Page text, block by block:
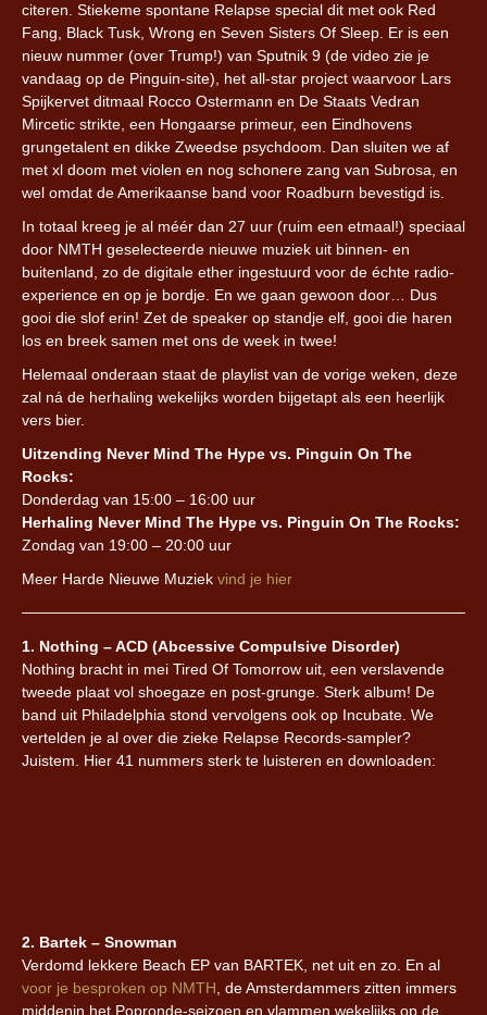
citeren. Stiekeme spontane Relapse special dit met ook Red
Fang, Black Tusk, Wrong en Seven Sisters Of Sleep. Er is een
nieuw nummer (over Trump!) van Sputnik 9 (de video zie je
vandaag op de Pinguin-site), het all-star project waarvoor Lars
Spijkervet ditmaal Rocco Ostermann en De Staats Vedran
Mircetic strikte, een Hongaarse primeur, een Eindhovens
grungetalent en dikke Zweedse psychdoom. Dan sluiten we af
met xl doom met violen en nog schonere zang van Subrosa, en
wel omdat de Amerikaanse band voor Roadburn bevestigd is.
In totaal kreeg je al méér dan 27 uur (ruim een etmaal!) speciaal
door NMTH geselecteerde nieuwe muziek uit binnen- en
buitenland, zo de digitale ether ingestuurd voor de échte radio-
experience en op je bordje. En we gaan gewoon door… Dus
gooi die slof erin! Zet de speaker op standje elf, gooi die haren
los en breek samen met ons de week in twee!
Helemaal onderaan staat de playlist van de vorige weken, deze
zal ná de herhaling wekelijks worden bijgetapt als een heerlijk
vers bier.
Uitzending Never Mind The Hype vs. Pinguin On The
Rocks:
Donderdag van 15:00 – 16:00 uur
Herhaling Never Mind The Hype vs. Pinguin On The Rocks:
Zondag van 19:00 – 20:00 uur
Meer Harde Nieuwe Muziek vind je hier
1. Nothing – ACD (Abcessive Compulsive Disorder)
Nothing bracht in mei Tired Of Tomorrow uit, een verslavende
tweede plaat vol shoegaze en post-grunge. Sterk album! De
band uit Philadelphia stond vervolgens ook op Incubate. We
vertelden je al over die zieke Relapse Records-sampler?
Juistem. Hier 41 nummers sterk te luisteren en downloaden:
2. Bartek – Snowman
Verdomd lekkere Beach EP van BARTEK, net uit en zo. En al
voor je besproken op NMTH, de Amsterdammers zitten immers
middenin het Popronde-seizoen en vlammen wekelijks op de